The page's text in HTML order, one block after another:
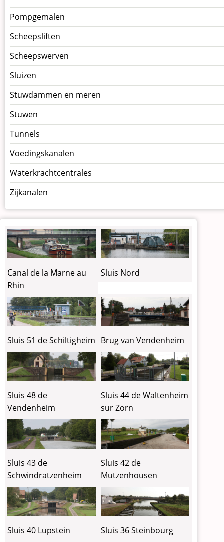
Pompgemalen
Scheepsliften
Scheepswerven
Sluizen
Stuwdammen en meren
Stuwen
Tunnels
Voedingskanalen
Waterkrachtcentrales
Zijkanalen
Canal de la Marne au
Rhin
Sluis Nord
Sluis 51 de Schiltigheim Brug van Vendenheim
Sluis 48 de
Vendenheim
Sluis 44 de Waltenheim
sur Zorn
Sluis 43 de
Schwindratzenheim
Sluis 42 de
Mutzenhousen
Sluis 40 Lupstein Sluis 36 Steinbourg